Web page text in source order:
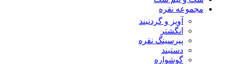
مجموعه نقره
آویز و گردنبند
انگشتر
پیرسینگ نقره
دستبند
گوشواره